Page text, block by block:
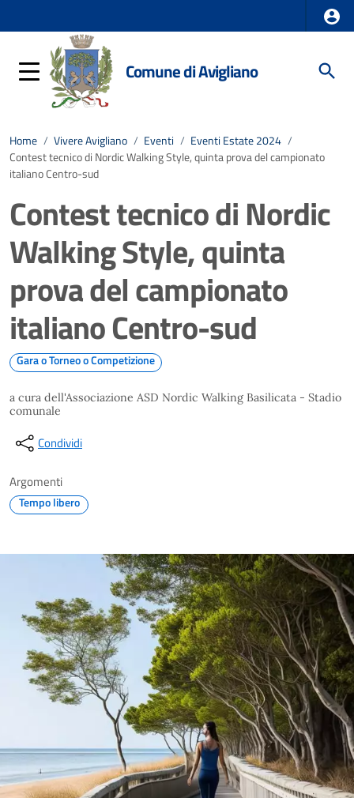
Comune di Avigliano
Home / Vivere Avigliano / Eventi / Eventi Estate 2024 /
Contest tecnico di Nordic Walking Style, quinta prova del campionato
italiano Centro-sud
Contest tecnico di Nordic
Walking Style, quinta
prova del campionato
italiano Centro-sud
Gara o Torneo o Competizione
a cura dell'Associazione ASD Nordic Walking Basilicata - Stadio
comunale
Condividi
Argomenti
Tempo libero